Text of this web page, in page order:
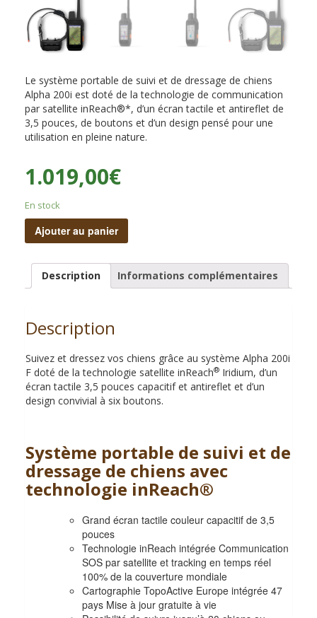
Le système portable de suivi et de dressage de chiens
Alpha 200i est doté de la technologie de communication
par satellite inReach®*, d’un écran tactile et antireflet de
3,5 pouces, de boutons et d’un design pensé pour une
utilisation en pleine nature.
1.019,00€
En stock
Ajouter au panier
Description Informations complémentaires
Description
Suivez et dressez vos chiens grâce au système Alpha 200i
F doté de la technologie satellite inReach® Iridium, d’un
écran tactile 3,5 pouces capacitif et antireflet et d’un
design convivial à six boutons.
Système portable de suivi et de
dressage de chiens avec
technologie inReach®
Grand écran tactile couleur capacitif de 3,5
pouces
Technologie inReach intégrée Communication
SOS par satellite et tracking en temps réel
100% de la couverture mondiale
Cartographie TopoActive Europe intégrée 47
pays Mise à jour gratuite à vie